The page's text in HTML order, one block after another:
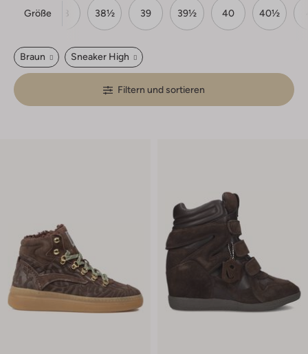
Größe
37½ 38 38½ 39 39½ 40 40½
Braun Sneaker High
Filtern und sortieren